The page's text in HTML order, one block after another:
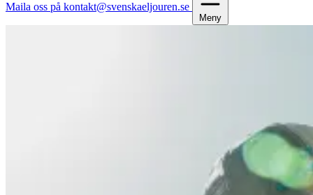
Maila oss på kontakt@svenskaeljouren.se
Meny